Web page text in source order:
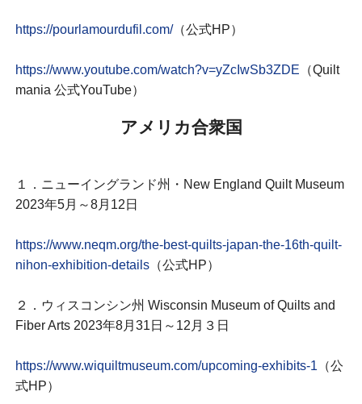
https://pourlamourdufil.com/（公式HP）
https://www.youtube.com/watch?v=yZcIwSb3ZDE （Quilt
mania 公式YouTube）
アメリカ合衆国
１．ニューイングランド州・New England Quilt Museum
2023年5月～8月12日
https://www.neqm.org/the-best-quilts-japan-the-16th-quilt-
nihon-exhibition-details（公式HP）
２．ウィスコンシン州 Wisconsin Museum of Quilts and
Fiber Arts 2023年8月31日～12月３日
https://www.wiquiltmuseum.com/upcoming-exhibits-1（公
式HP）